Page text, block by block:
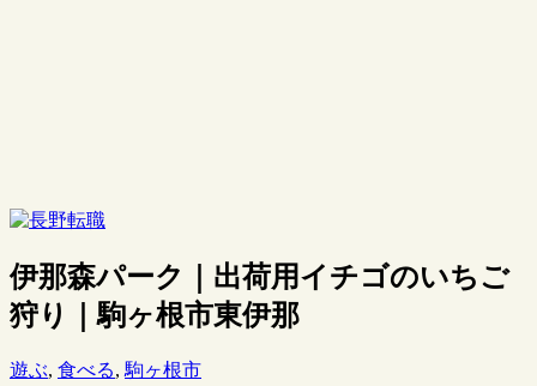
伊那森パーク｜出荷用イチゴのいちご
狩り｜駒ヶ根市東伊那
遊ぶ, 食べる, 駒ヶ根市